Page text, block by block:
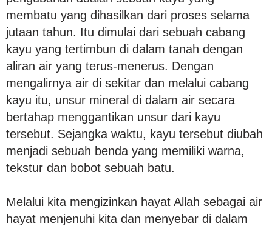
membatu yang dihasilkan dari proses selama
jutaan tahun. Itu dimulai dari sebuah cabang
kayu yang tertimbun di dalam tanah dengan
aliran air yang terus-menerus. Dengan
mengalirnya air di sekitar dan melalui cabang
kayu itu, unsur mineral di dalam air secara
bertahap menggantikan unsur dari kayu
tersebut. Sejangka waktu, kayu tersebut diubah
menjadi sebuah benda yang memiliki warna,
tekstur dan bobot sebuah batu.
Melalui kita mengizinkan hayat Allah sebagai air
hayat menjenuhi kita dan menyebar di dalam